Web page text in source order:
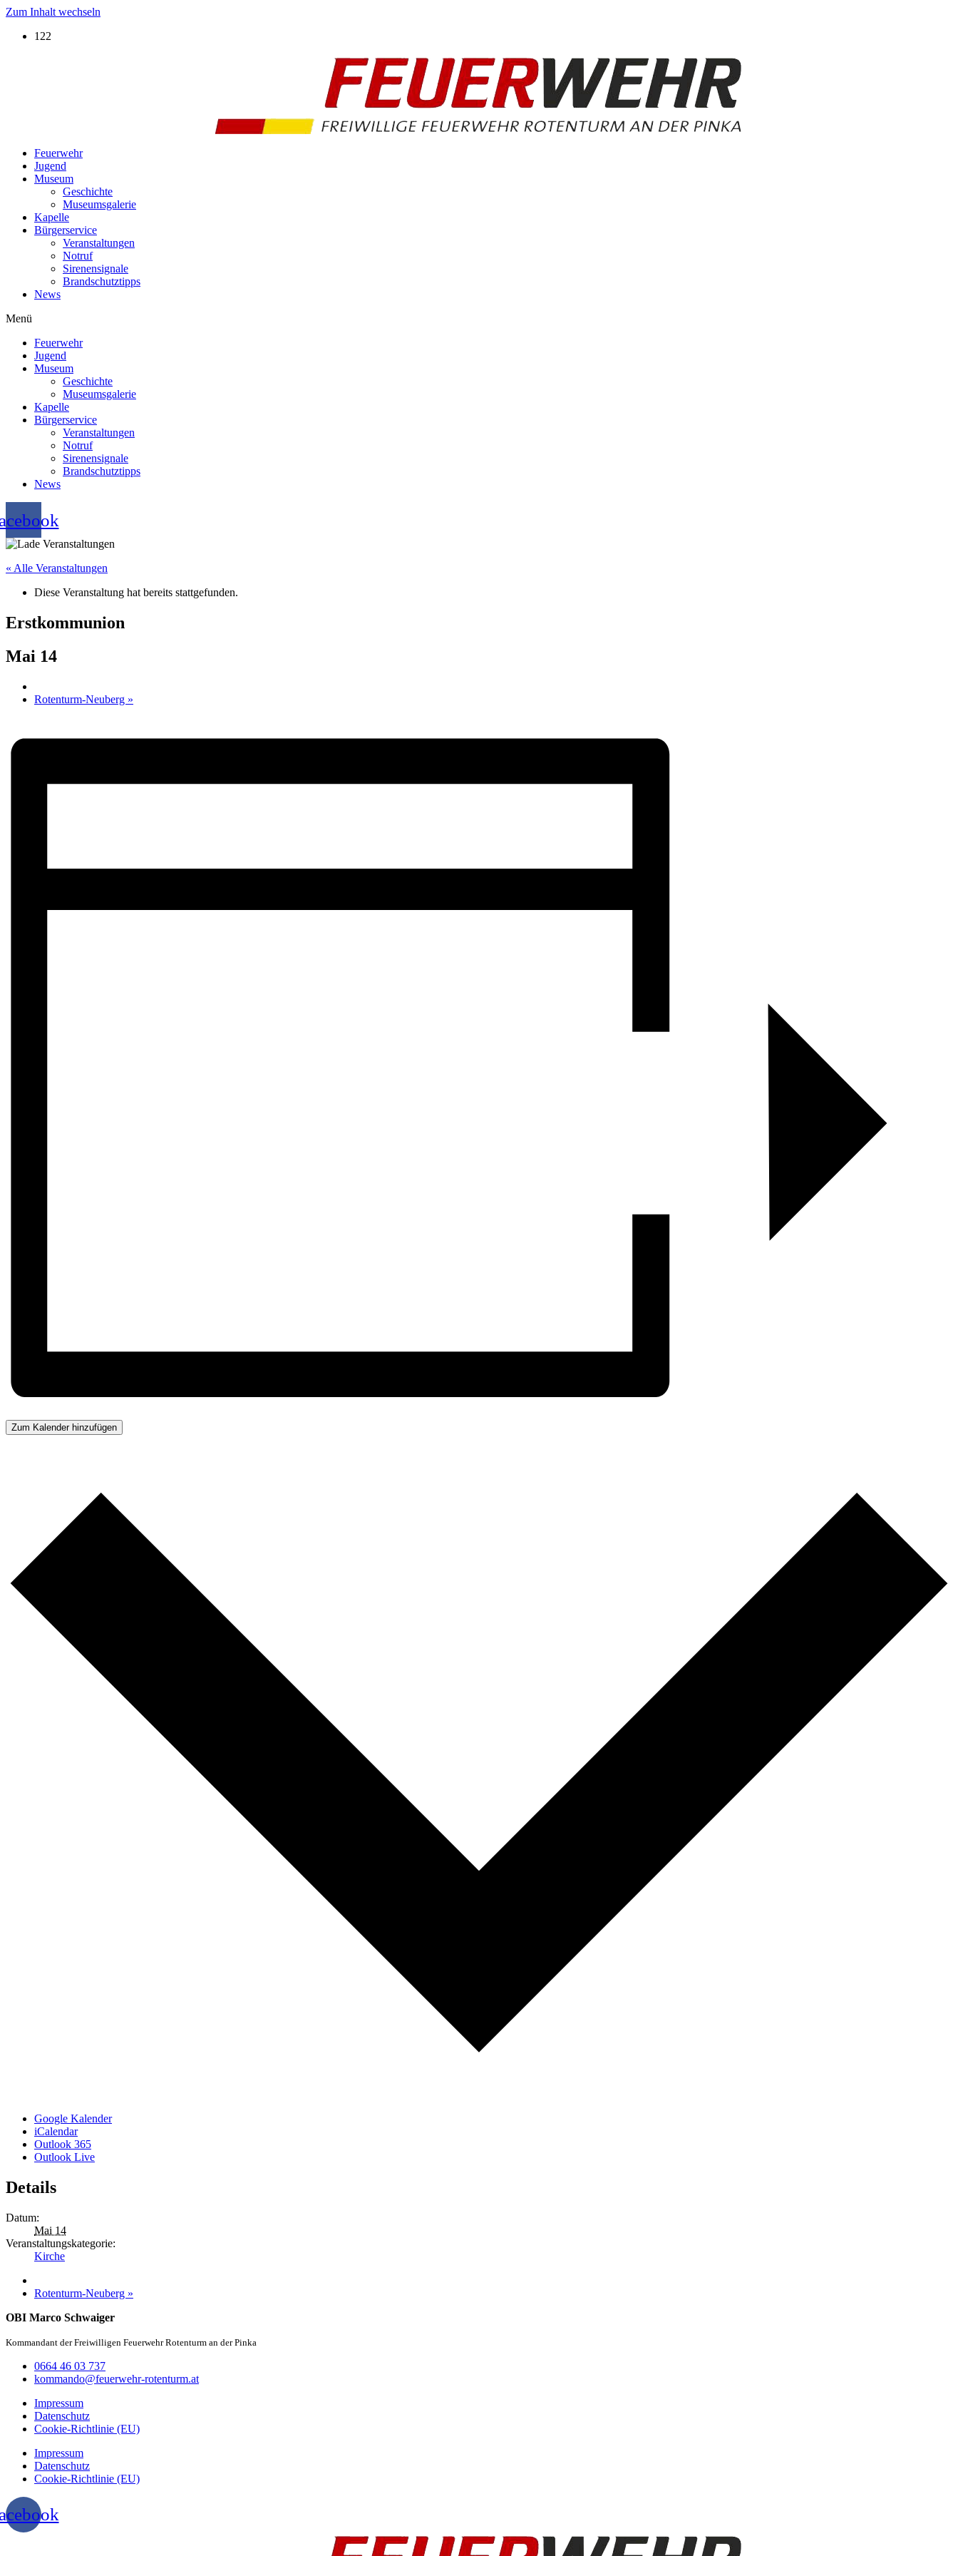
Zum Inhalt wechseln
122
Feuerwehr
Jugend
Museum
Geschichte
Museumsgalerie
Kapelle
Bürgerservice
Veranstaltungen
Notruf
Sirenensignale
Brandschutztipps
News
Menü
Feuerwehr
Jugend
Museum
Geschichte
Museumsgalerie
Kapelle
Bürgerservice
Veranstaltungen
Notruf
Sirenensignale
Brandschutztipps
News
« Alle Veranstaltungen
Diese Veranstaltung hat bereits stattgefunden.
Erstkommunion
Mai 14
Rotenturm-Neuberg »
Zum Kalender hinzufügen
Google Kalender
iCalendar
Outlook 365
Outlook Live
Details
Datum:
Mai 14
Veranstaltungskategorie:
Kirche
Rotenturm-Neuberg »
OBI Marco Schwaiger
Kommandant der Freiwilligen Feuerwehr Rotenturm an der Pinka
0664 46 03 737
kommando@feuerwehr-rotenturm.at
Impressum
Datenschutz
Cookie-Richtlinie (EU)
Impressum
Datenschutz
Cookie-Richtlinie (EU)